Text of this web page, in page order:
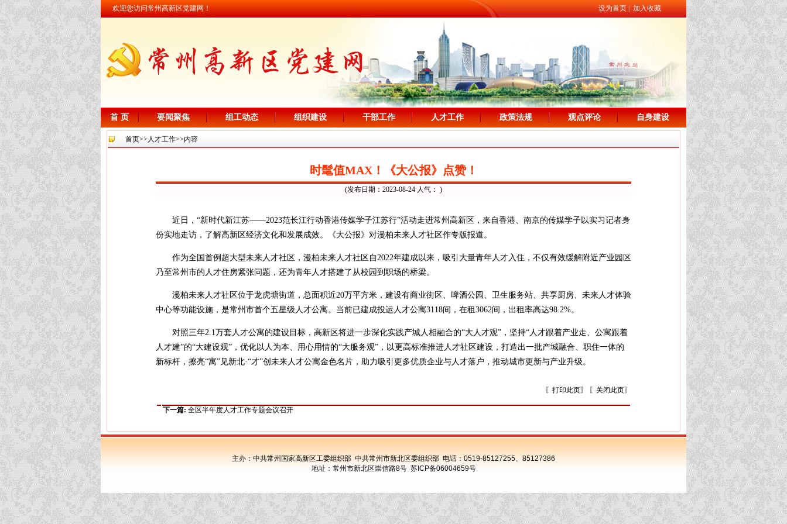
欢迎您访问常州高新区党建网！ 设为首页 加入收藏
首 页 要闻聚焦 组工动态 组织建设 干部工作 人才工作 政策法规 观点评论 自身建设
首页>> 人才工作>>内容
时髦值MAX！《大公报》点赞！
(发布日期：2023-08-24 人气： )
近日，“新时代新江苏——2023范长江行动香港传媒学子江苏行”活动走进常州高新区，来自香港、南京的传媒学子以实习记者身
份实地走访，了解高新区经济文化和发展成效。《大公报》对漫柏未来人才社区作专版报道。
作为全国首例超大型未来人才社区，漫柏未来人才社区自2022年建成以来，吸引大量青年人才入住，不仅有效缓解附近产业园区
乃至常州市的人才住房紧张问题，还为青年人才搭建了从校园到职场的桥梁。
漫柏未来人才社区位于龙虎塘街道，总面积近20万平方米，建设有商业街区、啤酒公园、卫生服务站、共享厨房、未来人才体验
中心等功能设施，是常州市首个五星级人才公寓。当前已建成投运人才公寓3118间，在租3062间，出租率高达98.2%。
对照三年2.1万套人才公寓的建设目标，高新区将进一步深化实践产城人相融合的“大人才观”，坚持“人才跟着产业走、公寓跟着
人才建”的“大建设观”，优化以人为本、用心用情的“大服务观”，以更高标准推进人才社区建设，打造出一批产城融合、职住一体的
新标杆，擦亮“寓”见新北·“才”创未来人才公寓金色名片，助力吸引更多优质企业与人才落户，推动城市更新与产业升级。
〖 打印此页〗 〖 关闭此页〗
下一篇: 全区半年度人才工作专题会议召开
主办：中共常州国家高新区工委组织部 中共常州市新北区委组织部 电话： 0519-85127255、 85127386
地址：常州市新北区崇信路8号 苏ICP备06004659号